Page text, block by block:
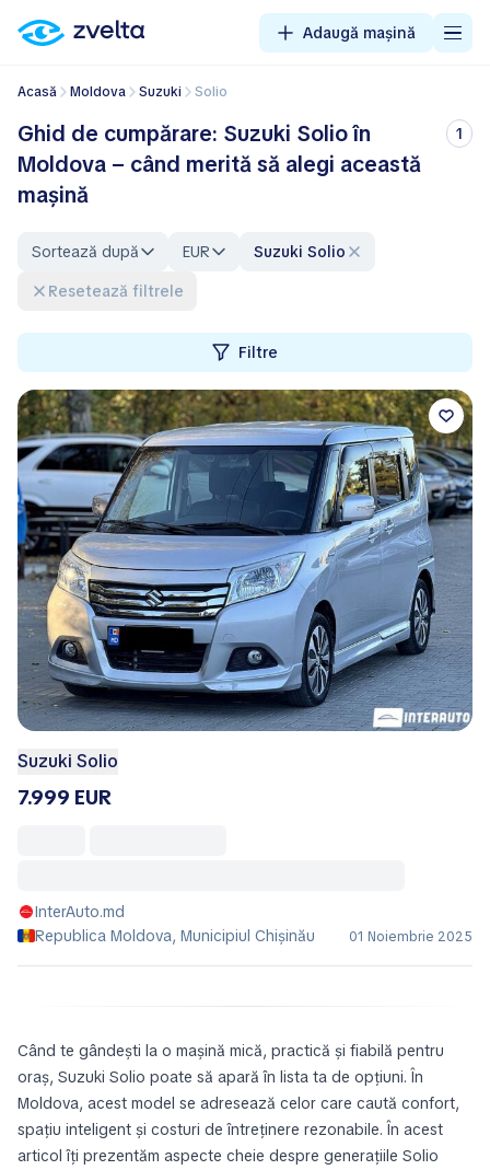
Adaugă mașină
Acasă Moldova Suzuki Solio
Ghid de cumpărare: Suzuki Solio în
Moldova – când merită să alegi această
mașină
1
Sortează după EUR
Suzuki Solio
Resetează filtrele
Filtre
Suzuki Solio
7.999 EUR
InterAuto.md
Republica Moldova, Municipiul Chișinău
01 Noiembrie 2025
Când te gândești la o mașină mică, practică și fiabilă pentru
oraș, Suzuki Solio poate să apară în lista ta de opțiuni. În
Moldova, acest model se adresează celor care caută confort,
spațiu inteligent și costuri de întreținere rezonabile. În acest
articol îți prezentăm aspecte cheie despre generațiile Solio